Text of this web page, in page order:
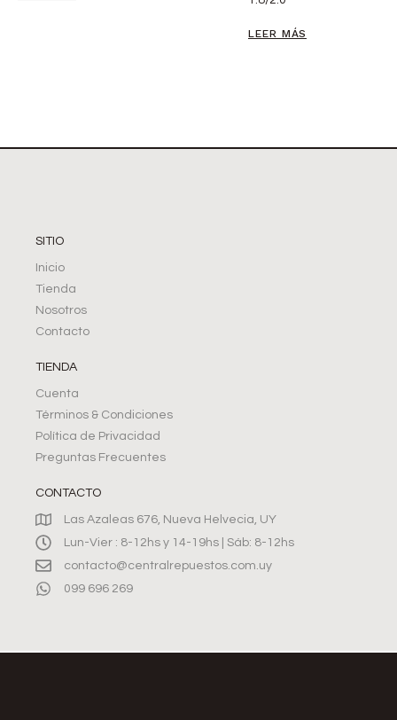
LEER MÁS
SITIO
Inicio
Tienda
Nosotros
Contacto
TIENDA
Cuenta
Términos & Condiciones
Política de Privacidad
Preguntas Frecuentes
CONTACTO
Las Azaleas 676, Nueva Helvecia, UY
Lun-Vier : 8-12hs y 14-19hs | Sáb: 8-12hs
contacto@centralrepuestos.com.uy
099 696 269